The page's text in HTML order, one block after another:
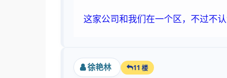
这家公司和我们在一个区，不过不
徐艳林 11 楼